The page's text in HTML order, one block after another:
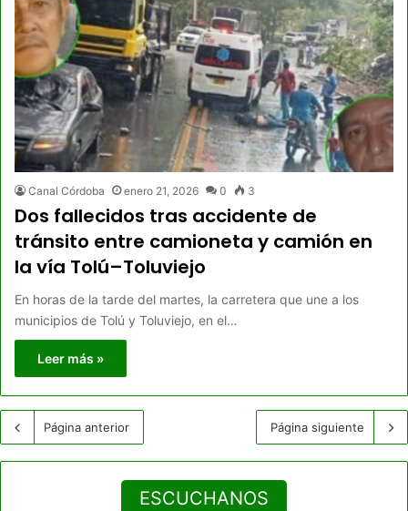
Canal Córdoba enero 21, 2026 0 3
Dos fallecidos tras accidente de
tránsito entre camioneta y camión en
la vía Tolú–Toluviejo
En horas de la tarde del martes, la carretera que une a los
municipios de Tolú y Toluviejo, en el…
Leer más »
Página anterior Página siguiente
ESCUCHANOS